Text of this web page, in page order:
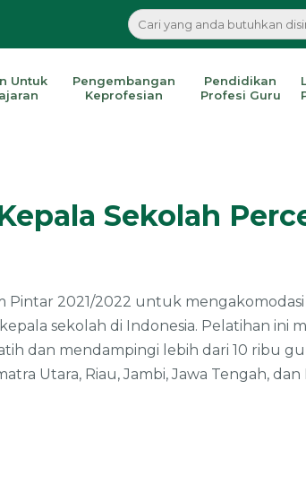
Untuk
Pengembangan
Keprofesian
Pendidikan
Profesi Guru
Sekolah
2021/2022 untuk
sekolah di Indonesia. Pelatihan ini
dan mendampingi lebih dari 10 ribu
Utara, Riau, Jambi, Jawa Tengah,